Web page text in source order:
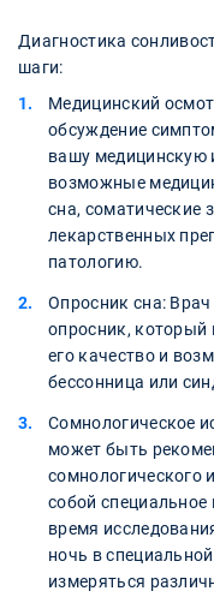
Диагностика
шаги:
Медицинский
обсуждение
вашу медицинскую
возможные
сна, соматические
лекарственных
патологию.
Опросник сна:
опросник, который
его качество и
бессонница или
Сомнологическое
может быть
сомнологического
собой
время
ночь в
измеряться